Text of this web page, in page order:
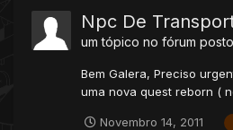
Npc De
um tópico no fórum
Bem Galera, Preciso
uma nova quest reborn (
Novembro 14, 2011